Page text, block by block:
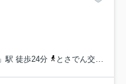
駅 徒歩24分
とさでん交通「三ツ石」バス停下車 徒歩2分